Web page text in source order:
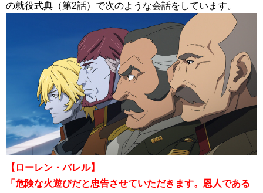
の就役式典（第2話）で次のような会話をしています。
【ローレン・バレル】
「危険な火遊びだと忠告させていただきます。恩人である